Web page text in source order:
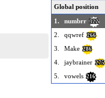
Global position
1.
numbrr 322
2.
qqwref 266
3.
Make 286
4.
jaybrainer 275
5.
vowels 216